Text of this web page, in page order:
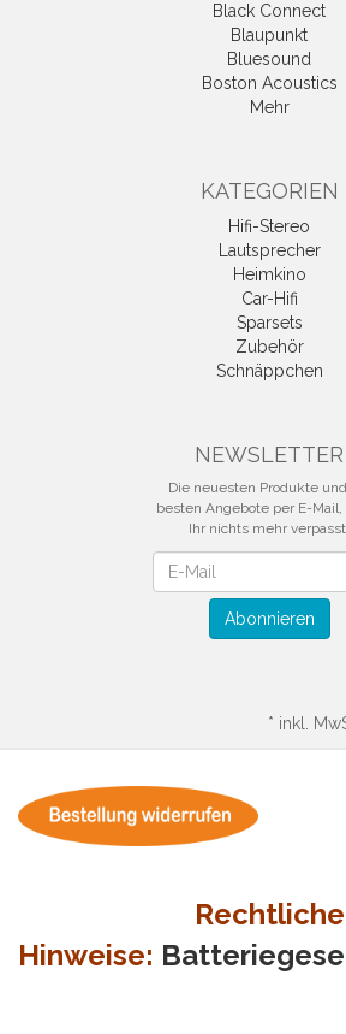
Black Connect
Blaupunkt
Bluesound
Boston Acoustics
Mehr
KATEGORIEN
Hifi-Stereo
Lautsprecher
Heimkino
Car-Hifi
Sparsets
Zubehör
Schnäppchen
NEWSLETTER
Die neuesten Produkte
besten Angebote per E-Mail,
Ihr nichts mehr
Abonnieren
* inkl.
Rechtliche
Hinweise: